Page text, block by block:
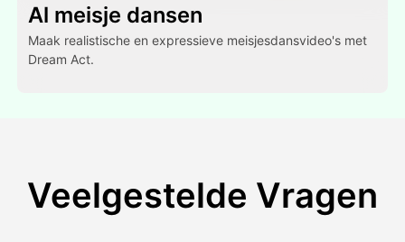
Al meisje dansen
Maak realistische en expressieve meisjesdansvideo's met
Dream Act.
Veelgestelde Vragen